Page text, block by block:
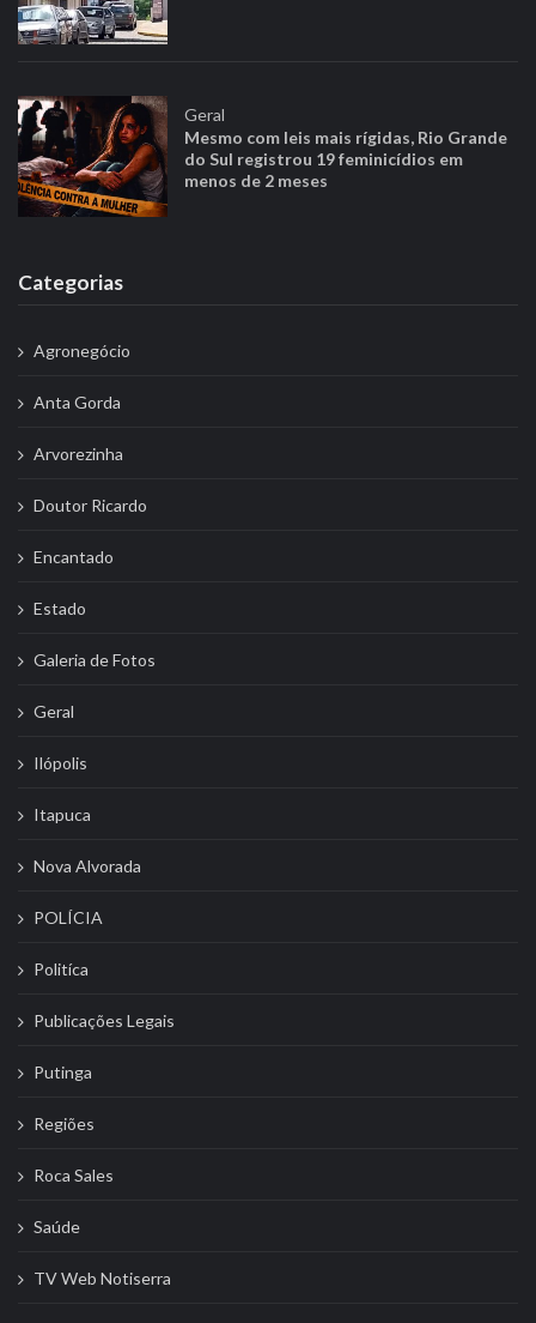
Geral
Mesmo com leis mais rígidas, Rio Grande
do Sul registrou 19 feminicídios em
menos de 2 meses
Categorias
Agronegócio
Anta Gorda
Arvorezinha
Doutor Ricardo
Encantado
Estado
Galeria de Fotos
Geral
Ilópolis
Itapuca
Nova Alvorada
POLÍCIA
Politíca
Publicações Legais
Putinga
Regiões
Roca Sales
Saúde
TV Web Notiserra